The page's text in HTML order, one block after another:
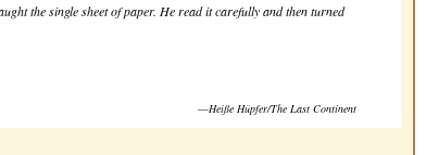
the single sheet of paper. He read it carefully and then turned
—Heiße Hüpfer/The Last Continent